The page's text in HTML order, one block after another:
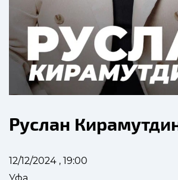
Руслан
12/12/2024 , 19:00